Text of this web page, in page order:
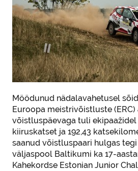
Möödunud nädalavahetusel
Euroopa meistrivõistluste (ERC)
võistluspäevaga tuli ekipaažidel
kiiruskatset ja 192,43
saanud võistluspaari hulgas
väljaspool Baltikumi ka 17-
Kahekordse Estonian Junior